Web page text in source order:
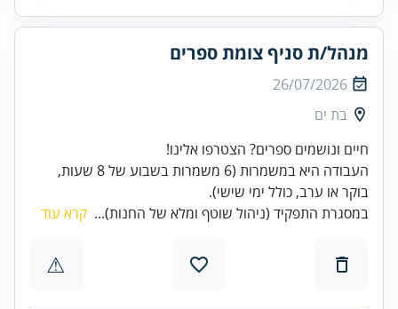
מנהל/ת סניף צומת ספרים
26/07/2026
בת ים
העבודה היא במשמרות (6 משמרות בשבוע של 8 שעות,
בוקר או ערב, כולל ימי שישי).
במסגרת התפקיד (ניהול שוטף ומלא של החנות)... קרא עוד
⚠